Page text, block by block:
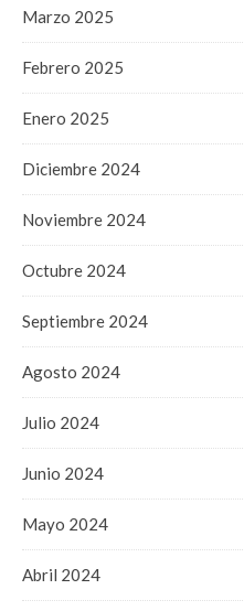
Marzo 2025
Febrero 2025
Enero 2025
Diciembre 2024
Noviembre 2024
Octubre 2024
Septiembre 2024
Agosto 2024
Julio 2024
Junio 2024
Mayo 2024
Abril 2024